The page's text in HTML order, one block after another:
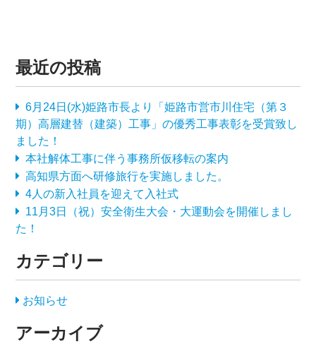
最近の投稿
6月24日(水)姫路市長より「姫路市営市川住宅（第３
期）高層建替（建築）工事」の優秀工事表彰を受賞致し
ました！
本社解体工事に伴う事務所仮移転の案内
高知県方面へ研修旅行を実施しました。
4人の新入社員を迎えて入社式
11月3日（祝）安全衛生大会・大運動会を開催しまし
た！
カテゴリー
お知らせ
アーカイブ